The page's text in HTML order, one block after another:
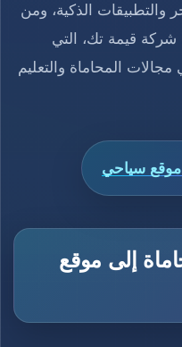
والتطبيقات الذكية، ومن
قيمة تك، التي
المحاماة والتعليم
سياحي
إلى موقع